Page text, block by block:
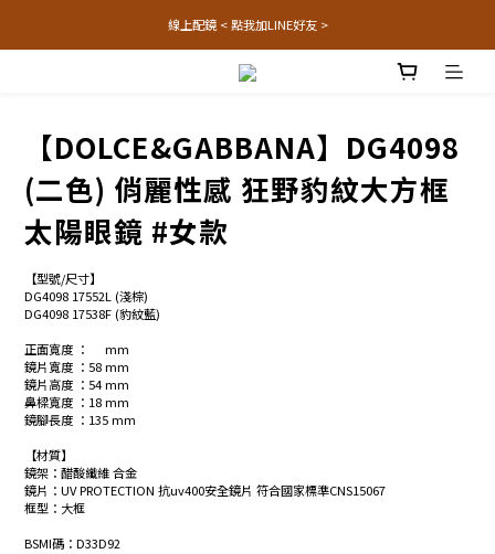
線上配鏡 < 點我加LINE好友 >
【DOLCE&GABBANA】DG4098
(二色) 俏麗性感 狂野豹紋大方框
太陽眼鏡 #女款
【型號/尺寸】
DG4098 17552L (淺棕)
DG4098 17538F (豹紋藍)
正面寬度 ：     mm
鏡片寬度 ：58 mm
鏡片高度 ：54 mm
鼻樑寬度 ：18 mm
鏡腳長度 ：135 mm
【材質】
鏡架：醋酸纖維 合金
鏡片：UV PROTECTION 抗uv400安全鏡片 符合國家標準CNS15067
框型：大框
BSMI碼：D33D92